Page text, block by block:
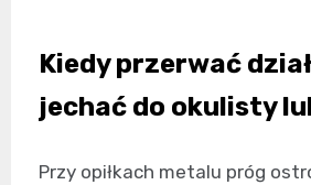
Kiedy przerwać
jechać do okulisty
Przy opiłkach metalu próg